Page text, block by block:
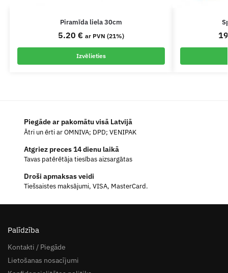
Piramīda liela 30cm
5.20 € ar PVN (21%)
Izvēlieties
Piegāde ar pakomātu visā Latvijā
Ātri un ērti ar OMNIVA; DPD; VENIPAK
Atgriez preces 14 dienu laikā
Tavas patērētāja tiesības aizsargātas
Droši apmaksas veidi
Tiešsaistes maksājumi, VISA, MasterCard.
Palīdzība
Kontakti / Piegāde
Lietošanas nosacījumi